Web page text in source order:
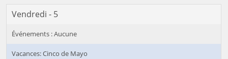
Vendredi - 5
Cinco de Mayo